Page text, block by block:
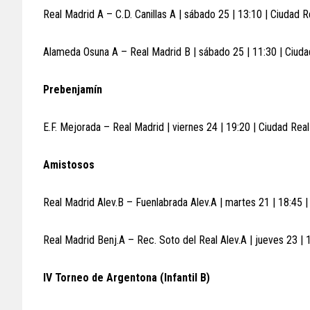
Real Madrid A – C.D. Canillas A | sábado 25 | 13:10 | Ciudad
Alameda Osuna A – Real Madrid B | sábado 25 | 11:30 |
Prebenjamín
E.F. Mejorada – Real Madrid | viernes 24 | 19:20 | Ciudad
Amistosos
Real Madrid Alev.B – Fuenlabrada Alev.A | martes 21 | 18:45
Real Madrid Benj.A – Rec. Soto del Real Alev.A | jueves 23 |
IV Torneo de Argentona (Infantil B)